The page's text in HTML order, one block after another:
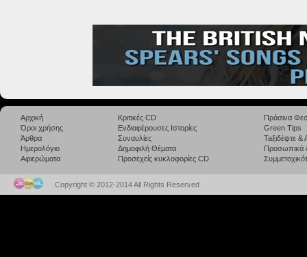
Αρχική
Όροι χρήσης
Άρθρα
Ημερολόγιο
Αφιερώματα
Κριτικές CD
Ενδιαφέρουσες Ιστορίες
Συναυλίες
Δημοφιλή Θέματα
Προσεχείς κυκλοφορίες CD
Πράσινα
Green Tips
Taξιδέψτε
Προσωπικά
Copyright © 2012-2014 All Rights Reserved